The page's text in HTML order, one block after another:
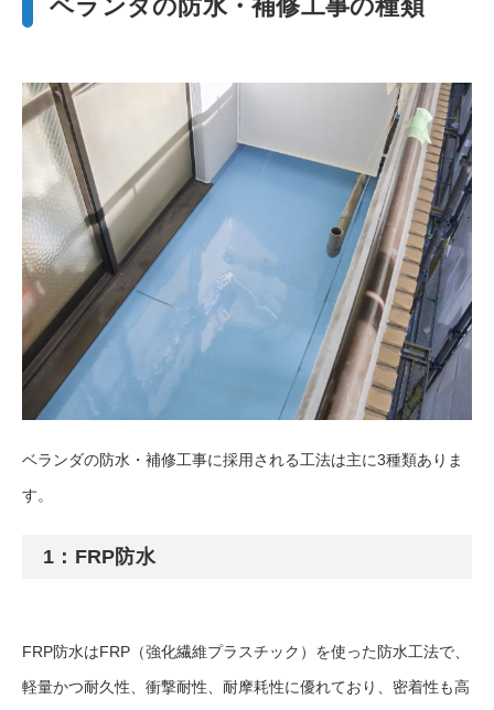
ベランダの防水・補修工事の種類
ベランダの防水・補修工事に採用される工法は主に3種類ありま
す。
1：FRP防水
FRP防水はFRP（強化繊維プラスチック）を使った防水工法で、
軽量かつ耐久性、衝撃耐性、耐摩耗性に優れており、密着性も高